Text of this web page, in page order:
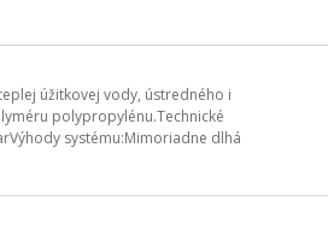
úžitkovej vody, ústredného i
polypropylénu.Technické
systému:Mimoriadne dlhá